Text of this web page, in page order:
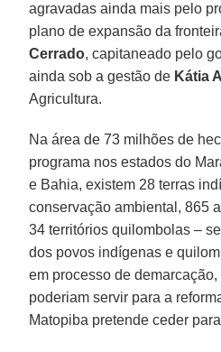
agravadas ainda mais pelo
plano de expansão da
Cerrado, capitaneado pelo
ainda sob a gestão de Kátia
Agricultura.
Na área de 73 milhões de
programa nos estados do
e Bahia, existem 28 terras
conservação ambiental, 865
34 territórios quilombolas –
dos povos indígenas e
em processo de
poderiam servir para a
Matopiba pretende ceder